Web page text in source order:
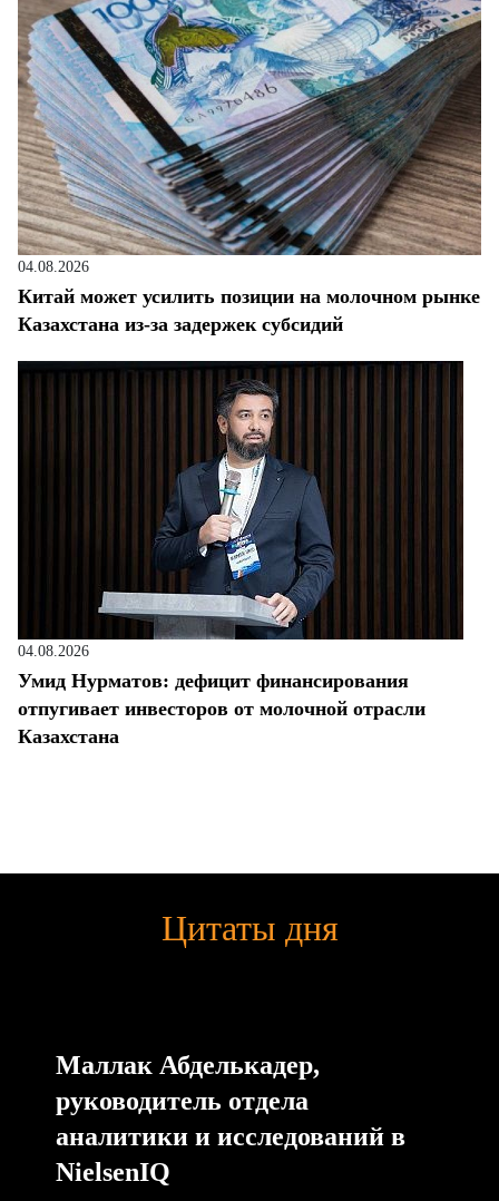
04.08.2026
Китай может усилить позиции на молочном рынке
Казахстана из-за задержек субсидий
04.08.2026
Умид Нурматов: дефицит финансирования
отпугивает инвесторов от молочной отрасли
Казахстана
Цитаты дня
Маллак Абделькадер,
руководитель отдела
аналитики и исследований в
NielsenIQ